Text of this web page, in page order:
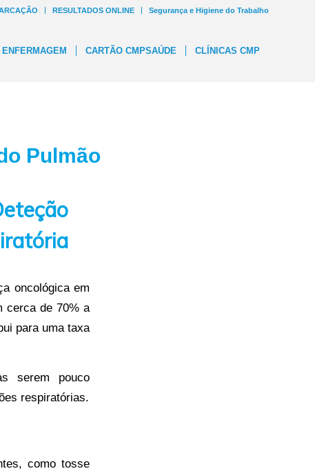
RESULTADOS ONLINE Segurança e Higiene do Trabalho
ENFERMAGEM CARTÃO CMPSAÚDE CLÍNICAS CMP
Pulmão
oncológica em
cerca de 70% a
para uma taxa
serem pouco
respiratórias.
como tosse